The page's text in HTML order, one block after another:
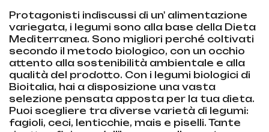
Protagonisti indiscussi di un' alimentazione
variegata, i legumi sono alla base della Dieta
Mediterranea. Sono migliori perché coltivati
secondo il metodo biologico, con un occhio
attento alla sostenibilità ambientale e alla
qualità del prodotto. Con i legumi biologici di
Bioitalia, hai a disposizione una vasta
selezione pensata apposta per la tua dieta.
Puoi scegliere tra diverse varietà di legumi:
fagioli, ceci, lenticchie, mais e piselli. Tante